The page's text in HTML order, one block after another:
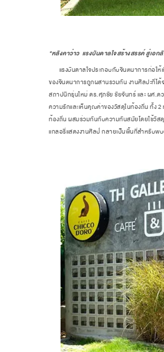
"หลังคาว่าว แรงบันดาลใจสร้างสรรค์ สู่เ
แรงบันดาลใจประกอบกับจินตนาการก่อให้เ
ของจินตนาการถูกผสานรวมกัน งานศิลปะที่ได้
สถาปนิกรุ่นใหม่ ดร.ศุภชัย ชัยจันทร์ และ ผศ.ด
ความรักและเห็นคุณค่าของวัสดุในท้องถิ่น ทั้ง
ท้องถิ่น ผสมร่วมกันกับความทันสมัยโดยใช้วัส
แกลอรี่แสดงงานศิลป์ กลายเป็นพื้นที่สำหรับพ